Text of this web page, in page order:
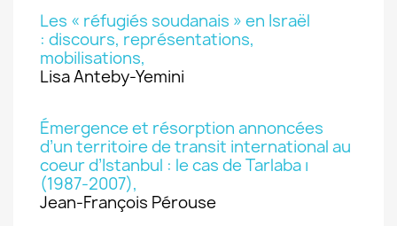
Les « réfugiés soudanais » en Israël
: discours, représentations,
mobilisations,
Lisa Anteby-Yemini
Émergence et résorption annoncées
d’un territoire de transit international au
coeur d’Istanbul : le cas de Tarlaba ı
(1987-2007),
Jean-François Pérouse